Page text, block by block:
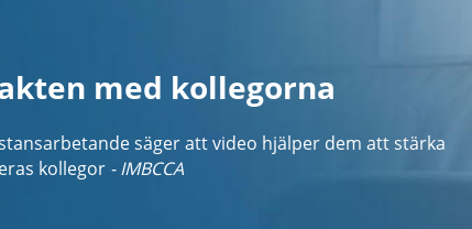
med kollegorna
säger att video hjälper dem att stärka
kollegor - IMBCCA